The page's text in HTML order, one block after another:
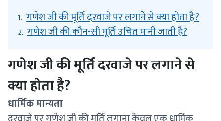
1. गणेश जी की मूर्ति दरवाजे पर लगाने से क्या होता है?
2. गणेश जी की कौन-सी मूर्ति उचित मानी जाती है?
गणेश जी की मूर्ति दरवाजे पर लगाने से
क्या होता है?
धार्मिक मान्यता